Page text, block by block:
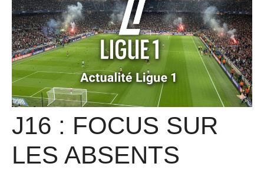
J16 : FOCUS SUR
LES ABSENTS